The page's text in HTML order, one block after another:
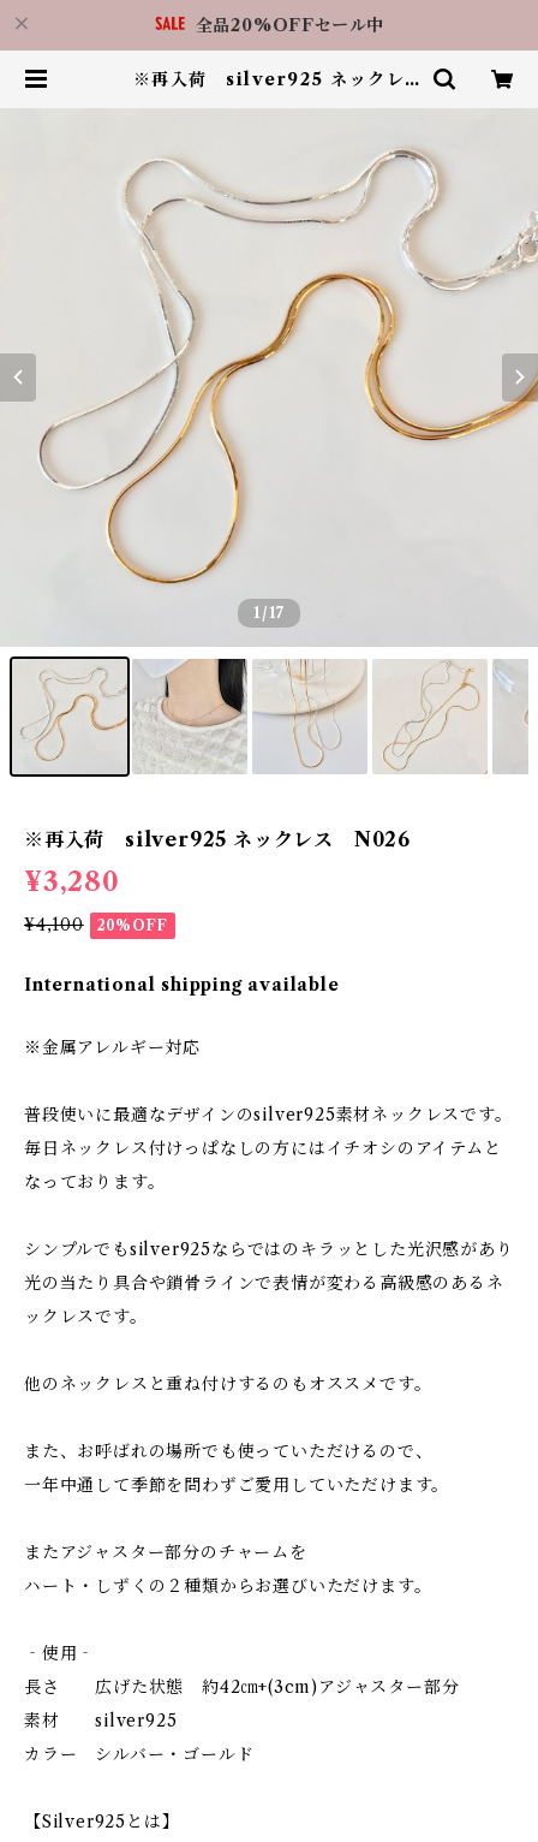
全品20%OFFセール中
※再入荷 silver925 ネックレ
1/17
※再入荷 silver925 ネックレス N026
¥3,280
¥4,100 20%OFF
International shipping available
※金属アレルギー対応
普段使いに最適なデザインのsilver925素材ネックレスです。
毎日ネックレス付けっぱなしの方にはイチオシのアイテムと
なっております。
シンプルでもsilver925ならではのキラッとした光沢感があり
光の当たり具合や鎖骨ラインで表情が変わる高級感のあるネ
ックレスです。
他のネックレスと重ね付けするのもオススメです。
また、お呼ばれの場所でも使っていただけるので、
一年中通して季節を問わずご愛用していただけます。
またアジャスター部分のチャームを
ハート・しずくの２種類からお選びいただけます。
‐使用‐
長さ 広げた状態 約42㎝+(3cm)アジャスター部分
素材 silver925
カラー シルバー・ゴールド
【Silver925とは】